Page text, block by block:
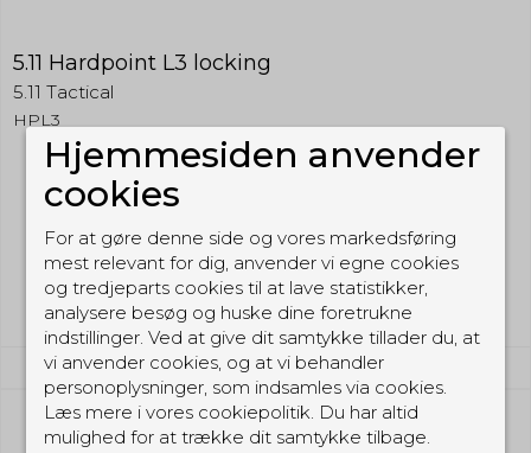
5.11 Hardpoint L3 locking
5.11 Tactical
HPL3
149,00 DKK
(inkl. moms)
Vis produkt
Hjemmesiden anvender
cookies
For at gøre denne side og vores markedsføring
mest relevant for dig, anvender vi egne cookies
og tredjeparts cookies til at lave statistikker,
analysere besøg og huske dine foretrukne
indstillinger. Ved at give dit samtykke tillader du, at
vi anvender cookies, og at vi behandler
personoplysninger, som indsamles via cookies.
Læs mere i vores cookiepolitik. Du har altid
mulighed for at trække dit samtykke tilbage.